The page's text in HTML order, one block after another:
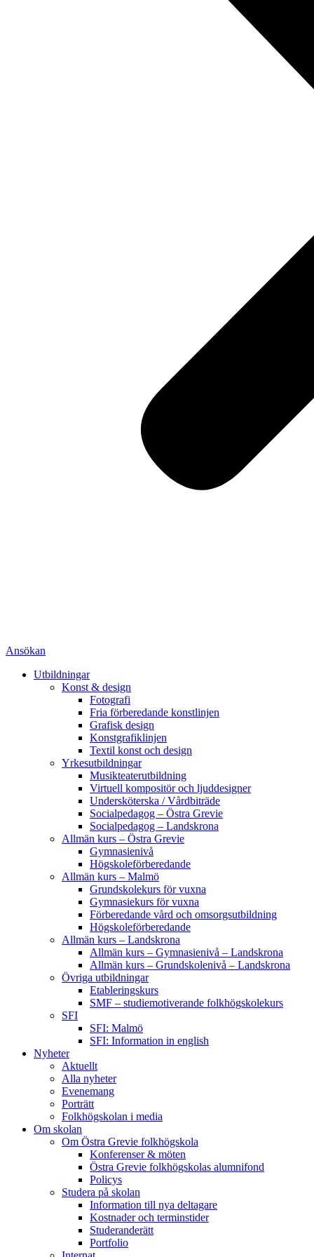
Ansökan
Utbildningar
Konst & design
Fotografi
Fria förberedande konstlinjen
Grafisk design
Konstgrafiklinjen
Textil konst och design
Yrkesutbildningar
Musikteaterutbildning
Virtuell kompositör och ljuddesigner
Undersköterska / Vårdbiträde
Socialpedagog – Östra Grevie
Socialpedagog – Landskrona
Allmän kurs – Östra Grevie
Gymnasienivå
Högskoleförberedande
Allmän kurs – Malmö
Grundskolekurs för vuxna
Gymnasiekurs för vuxna
Förberedande vård och omsorgsutbildning
Högskoleförberedande
Allmän kurs – Landskrona
Allmän kurs – Gymnasienivå – Landskrona
Allmän kurs – Grundskolenivå – Landskrona
Övriga utbildningar
Etableringskurs
SMF – studiemotiverande folkhögskolekurs
SFI
SFI: Malmö
SFI: Information in english
Nyheter
Aktuellt
Alla nyheter
Evenemang
Porträtt
Folkhögskolan i media
Om skolan
Om Östra Grevie folkhögskola
Konferenser & möten
Östra Grevie folkhögskolas alumnifond
Policys
Studera på skolan
Information till nya deltagare
Kostnader och terminstider
Studeranderätt
Portfolio